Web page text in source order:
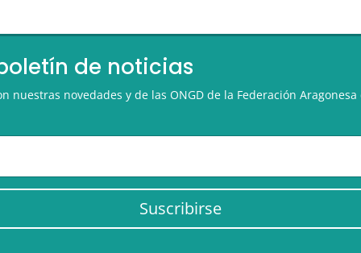
de noticias
nuestras novedades y de las ONGD de la Federación
Suscribirse